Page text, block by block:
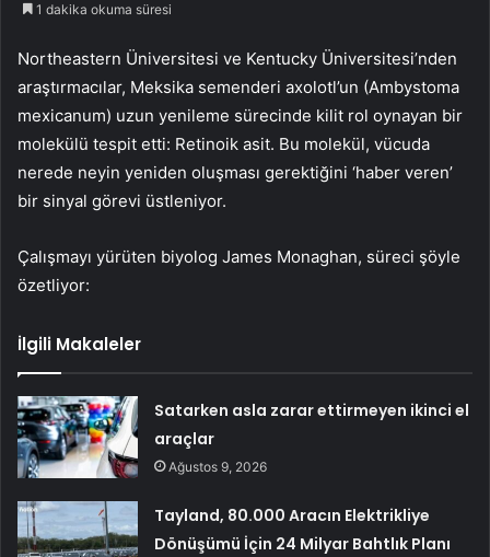
1 dakika okuma süresi
Northeastern Üniversitesi ve Kentucky Üniversitesi’nden
araştırmacılar, Meksika semenderi axolotl’un (Ambystoma
mexicanum) uzun yenileme sürecinde kilit rol oynayan bir
molekülü tespit etti: Retinoik asit. Bu molekül, vücuda
nerede neyin yeniden oluşması gerektiğini ‘haber veren’
bir sinyal görevi üstleniyor.
Çalışmayı yürüten biyolog James Monaghan, süreci şöyle
özetliyor:
İlgili Makaleler
Satarken asla zarar ettirmeyen ikinci el
araçlar
Ağustos 9, 2026
Tayland, 80.000 Aracın Elektrikliye
Dönüşümü İçin 24 Milyar Bahtlık Planı